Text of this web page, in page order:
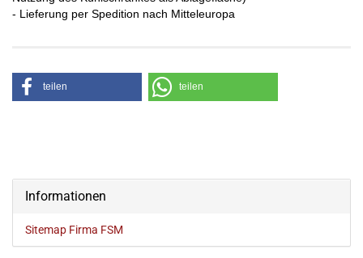
- Lieferung per Spedition nach Mitteleuropa
teilen teilen
Informationen
Sitemap Firma FSM